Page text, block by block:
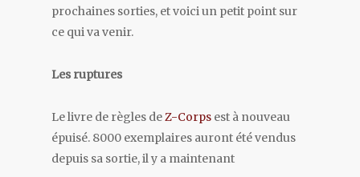
prochaines sorties, et voici un petit point sur
ce qui va venir.
Les ruptures
Le livre de règles deZ-Corps est à nouveau
épuisé. 8000 exemplaires auront été vendus
depuis sa sortie, il y a maintenant